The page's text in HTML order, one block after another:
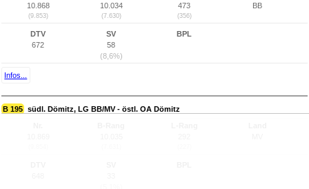
10.868
(9.853)
10.034
(7.630)
473
(356)
BB
DTV
672
SV
58
(8,6%)
BPL
Infos...
B 195 südl. Dömitz, LG BB/MV - östl. OA Dömitz